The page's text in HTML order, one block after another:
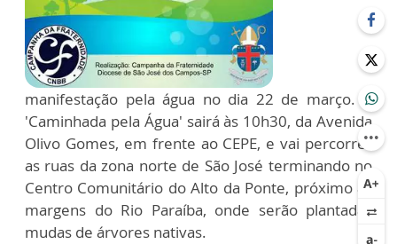
manifestação pela água no dia 22 de março. A
'Caminhada pela Água' sairá às 10h30, da Avenida
Olivo Gomes, em frente ao CEPE, e vai percorrer
as ruas da zona norte de São José terminando no
Centro Comunitário do Alto da Ponte, próximo às
margens do Rio Paraíba, onde serão plantadas
mudas de árvores nativas.